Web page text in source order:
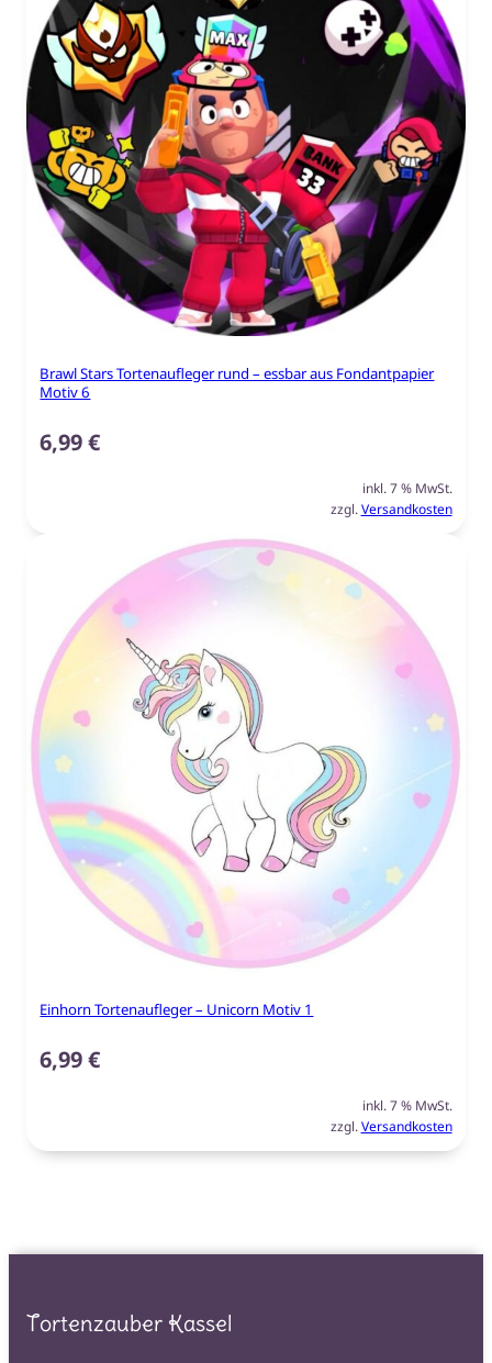
Brawl Stars Tortenaufleger rund – essbar aus Fondantpapier
Motiv 6
6,99€
inkl. 7 % MwSt.
zzgl.Versandkosten
Einhorn Tortenaufleger – Unicorn Motiv 1
6,99€
inkl. 7 % MwSt.
zzgl.Versandkosten
Tortenzauber Kassel